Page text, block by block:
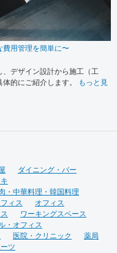
費用管理を簡単に〜
デザイン設計から施工（工
的にご紹介します。
もっと見
ダイニング・バー
・中華料理・韓国料理
ィス
オフィス
ワーキングスペース
・オフィス
医院・クリニック
薬局
ツ